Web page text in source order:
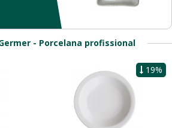
- Porcelana profissional
19%